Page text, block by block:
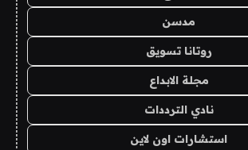
مدسن
روتانا تسويق
مجلة الابداع
نادي الترددات
استشارات اون لاين